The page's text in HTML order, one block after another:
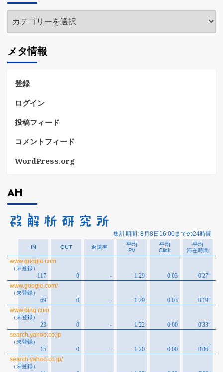
ブ
テ
リ
ー
メタ情報
登録
ログイン
投稿フィード
コメントフィード
WordPress.org
AH